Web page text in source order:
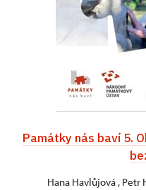
Památky nás baví 5.
Hana Havlůjová , Petr